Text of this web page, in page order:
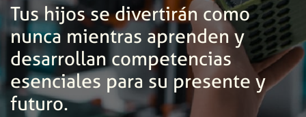
Tus hijos se divertirán como
nunca mientras aprenden y
desarrollan competencias
esenciales para su presente y
futuro.